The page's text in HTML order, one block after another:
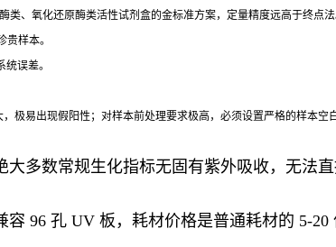
、氧化还原酶类活性试剂盒的金标准方案，定量精度远高于终点法
样本。
误差。
极易出现假阳性；对样本前处理要求极高，必须设置严格的样本空
多数常规生化指标无固有紫外吸收，无法
96 孔 UV 板，耗材价格是普通耗材的 5-20